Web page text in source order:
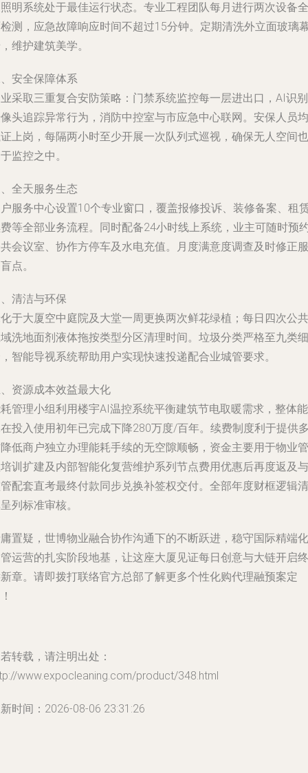
明系统处于最佳运行状态。专业工程团队每月进行两次设备全
测，应急故障响应时间不超过15分钟。定期清洗外立面玻璃
维护建筑美学。
安全保障体系
采取三重复合安防策略：门禁系统监控每一层进出口，AI识别
头追踪异常行为，消防中控室与市应急中心联网。安保人员均
上岗，每隔两小时至少开展一次队列式巡视，确保无人空间也
监控之中。
全天服务生态
服务中心设置10个专业窗口，覆盖报修投诉、装修备案、租
等全部业务流程。同时配备24小时线上系统，业主可随时预
会议室、协作方停车及水电充值。月度满意度调查及时修正服
点。
清洁与环保
于大厦空中庭院及大堂一周更换两次鲜花绿植；每日四次公共
洗地面剂液体拖按类型分区清理时间。垃圾分类严格至九类细
智能导视系统帮助用户实现快速投递配合业城管要求。
资源成本效益最大化
管理小组利用楼宇AI温控系统平衡建筑节电取暖需求，整体能
投入使用初年已完成下降280万度/百年。续费制度利于提供
低商户独立办理能耗手续的无空隙顺畅，资金主要用于物业管
训扩建及内部智能化复营维护系列节点费用优惠后再度返及与
配套直考最终付款同步兑换补签权交付。全部年度财框逻辑清
列标准审核。
置疑，世博物业融合协作沟通下的不断跃进，稳守国际精端化
运营的扎实阶段地基，让这座大厦见证每日创意与大链开启终
章。请即拨打联络官方总部了解更多个性化购代理融预案定
转载，请注明出处：
www.expocleaning.com/product/348.html
时间：2026-08-06 23:31:26